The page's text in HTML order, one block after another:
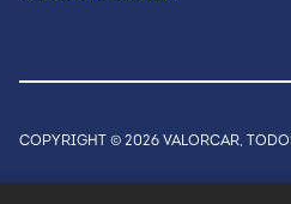
COPYRIGHT © 2026 VALORCAR,